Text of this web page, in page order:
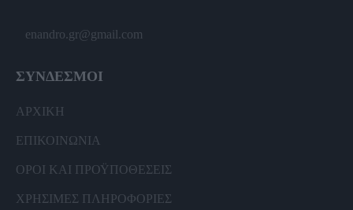
enandro.gr@gmail.com
ΣΥΝΔΕΣΜΟΙ
ΑΡΧΙΚΗ
ΕΠΙΚΟΙΝΩΝΙΑ
ΟΡΟΙ ΚΑΙ ΠΡΟΫΠΟΘΕΣΕΙΣ
ΧΡΗΣΙΜΕΣ ΠΛΗΡΟΦΟΡΙΕΣ